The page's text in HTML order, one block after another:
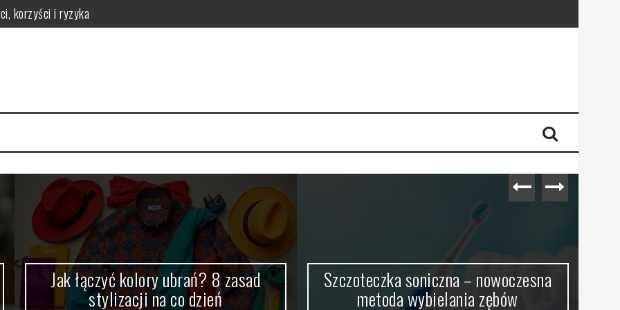
korzyści i ryzyka
wybielania zębów
warto zrezygnować z szamponu?
Szczoteczka soniczna – nowoczesna
metoda wybielania zębów
Szafeczki nocne: jak wybrać rozmiar,
styl i funkcjonalność do sypialni